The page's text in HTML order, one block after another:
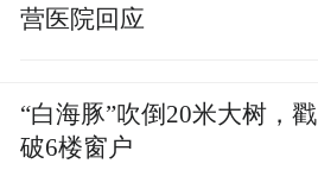
营医院回应
“白海豚”吹倒20米大树，戳
破6楼窗户